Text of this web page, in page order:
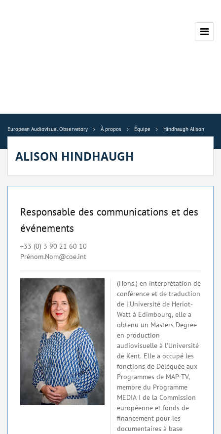
European Audiovisual Observatory À propos Équipe Hindhaugh Alison
ALISON HINDHAUGH
Responsable des communications et des
événements
+33 (0) 3 90 21 60 10
Prénom.Nom@coe.int
(Hons.) en interprétation de
conférence et de traduction
de l'Université de Heriot-
Watt à Edimbourg, elle a
obtenu un Masters Degree
en production
audiovisuelle à l'Université
de Kent. Elle a occupé les
fonctions de Déléguée aux
Programmes de MAP-TV,
membre du Programme
MEDIA I de la Commission
européenne et fonds de
financement pour les
documentaires à base